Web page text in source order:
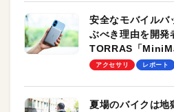
安全なモバイルバ
ぶべき理由を開発
TORRAS「
ーも
アクセサリ レポート
夏場のバイクは地